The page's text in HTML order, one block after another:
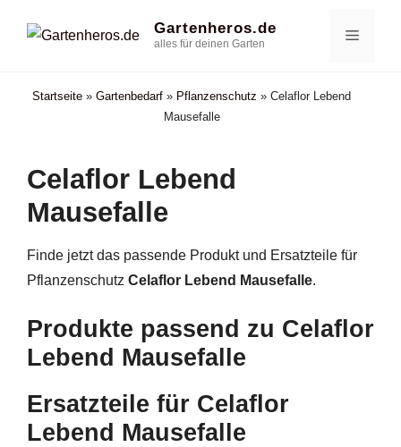
Inhalt
Gartenheros.de
alles für deinen Garten
Menü
Startseite » Gartenbedarf » Pflanzenschutz » Celaflor Lebend
Mausefalle
Celaflor Lebend
Mausefalle
Finde jetzt das passende Produkt und Ersatzteile für
Pflanzenschutz Celaflor Lebend Mausefalle.
Produkte passend zu Celaflor
Lebend Mausefalle
Ersatzteile für Celaflor
Lebend Mausefalle